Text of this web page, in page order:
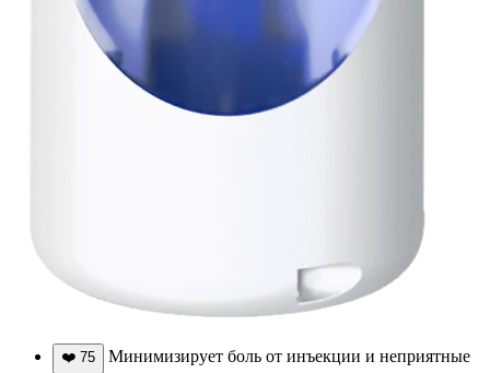
❤️ 75
Минимизирует боль от инъекции и неприятные